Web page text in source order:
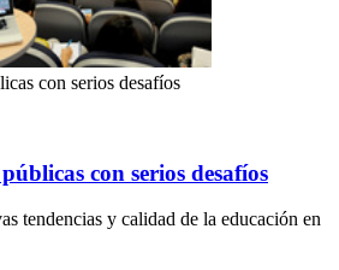
con serios desafíos
con serios desafíos
tendencias y calidad de la educación en